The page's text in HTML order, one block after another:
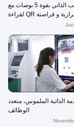
21آلة الطلب الذاتي بقوة 5 بوصات مع
طابعة حرارية و قراصنة QR لقراءة
الذاتية الملموس، متعدد
الوظائف